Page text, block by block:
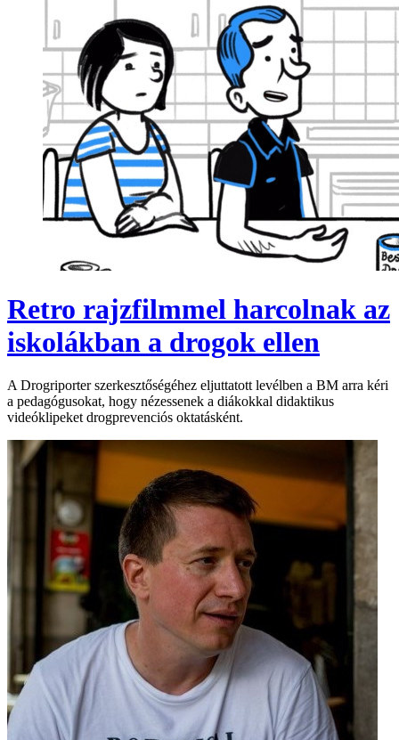
Retro rajzfilmmel harcolnak az
iskolákban a drogok ellen
A Drogriporter szerkesztőségéhez eljuttatott levélben a BM arra kéri
a pedagógusokat, hogy nézessenek a diákokkal didaktikus
videóklipeket drogprevenciós oktatásként.